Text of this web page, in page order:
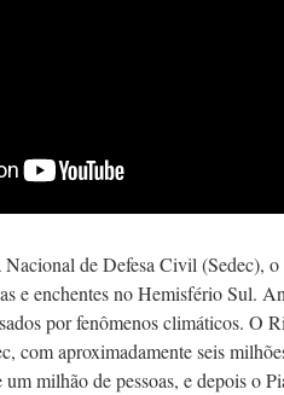
de Defesa Civil (Sedec),
e enchentes no Hemisfério Sul.
por fenômenos climáticos. O
com aproximadamente seis
milhão de pessoas, e depois o